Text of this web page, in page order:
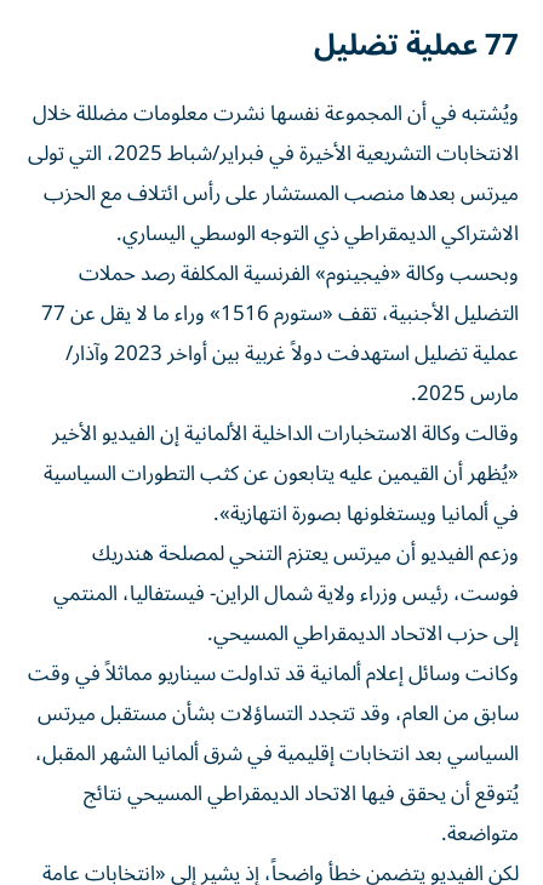
77 عملية تضليل
ويُشتبه في أن المجموعة نفسها نشرت معلومات مضللة خلال
الانتخابات التشريعية الأخيرة في فبراير/شباط 2025، التي تولى
ميرتس بعدها منصب المستشار على رأس ائتلاف مع الحزب
الاشتراكي الديمقراطي ذي التوجه الوسطي اليساري.
وبحسب وكالة «فيجينوم» الفرنسية المكلفة رصد حملات
التضليل الأجنبية، تقف «ستورم 1516» وراء ما لا يقل عن 77
عملية تضليل استهدفت دولاً غربية بين أواخر 2023 وآذار/
مارس 2025.
وقالت وكالة الاستخبارات الداخلية الألمانية إن الفيديو الأخير
«يُظهر أن القيمين عليه يتابعون عن كثب التطورات السياسية
في ألمانيا ويستغلونها بصورة انتهازية».
وزعم الفيديو أن ميرتس يعتزم التنحي لمصلحة هندريك
فوست، رئيس وزراء ولاية شمال الراين- فيستفاليا، المنتمي
إلى حزب الاتحاد الديمقراطي المسيحي.
وكانت وسائل إعلام ألمانية قد تداولت سيناريو مماثلاً في وقت
سابق من العام، وقد تتجدد التساؤلات بشأن مستقبل ميرتس
السياسي بعد انتخابات إقليمية في شرق ألمانيا الشهر المقبل،
يُتوقع أن يحقق فيها الاتحاد الديمقراطي المسيحي نتائج
متواضعة.
لكن الفيديو يتضمن خطأ واضحاً، إذ يشير إلى «انتخابات عامة